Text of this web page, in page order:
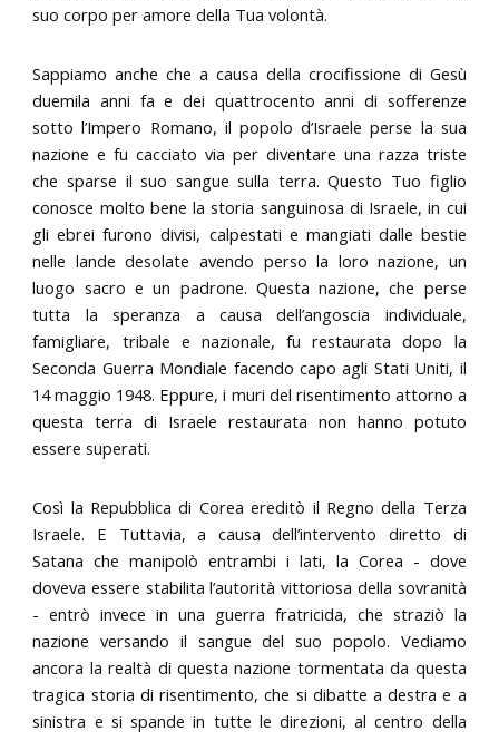
suo corpo per amore della Tua volontà.
Sappiamo anche che a causa della crocifissione di Gesù
duemila anni fa e dei quattrocento anni di sofferenze
sotto l’Impero Romano, il popolo d’Israele perse la sua
nazione e fu cacciato via per diventare una razza triste
che sparse il suo sangue sulla terra. Questo Tuo figlio
conosce molto bene la storia sanguinosa di Israele, in cui
gli ebrei furono divisi, calpestati e mangiati dalle bestie
nelle lande desolate avendo perso la loro nazione, un
luogo sacro e un padrone. Questa nazione, che perse
tutta la speranza a causa dell’angoscia individuale,
famigliare, tribale e nazionale, fu restaurata dopo la
Seconda Guerra Mondiale facendo capo agli Stati Uniti, il
14 maggio 1948. Eppure, i muri del risentimento attorno a
questa terra di Israele restaurata non hanno potuto
essere superati.
Così la Repubblica di Corea ereditò il Regno della Terza
Israele. E Tuttavia, a causa dell’intervento diretto di
Satana che manipolò entrambi i lati, la Corea - dove
doveva essere stabilita l’autorità vittoriosa della sovranità
- entrò invece in una guerra fratricida, che straziò la
nazione versando il sangue del suo popolo. Vediamo
ancora la realtà di questa nazione tormentata da questa
tragica storia di risentimento, che si dibatte a destra e a
sinistra e si spande in tutte le direzioni, al centro della